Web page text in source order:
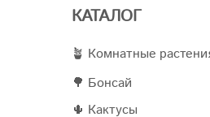
КАТАЛОГ
🪴 Комнатные
🌳 Бонсай
🌵 Кактусы